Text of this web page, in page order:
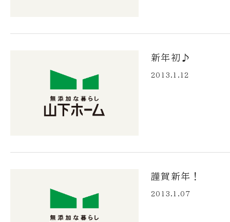
新年初♪
2013.1.12
謹賀新年！
2013.1.07